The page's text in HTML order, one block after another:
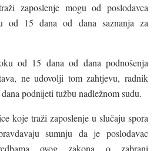
zaposlenje mogu od poslodavca
od 15 dana od dana saznanja za
od 15 dana od dana podnošenja
ne udovolji tom zahtjevu, radnik
podnijeti tužbu nadležnom sudu.
koje traži zaposlenje u slučaju spora
sumnju da je poslodavac
ovog zakona o zabrani